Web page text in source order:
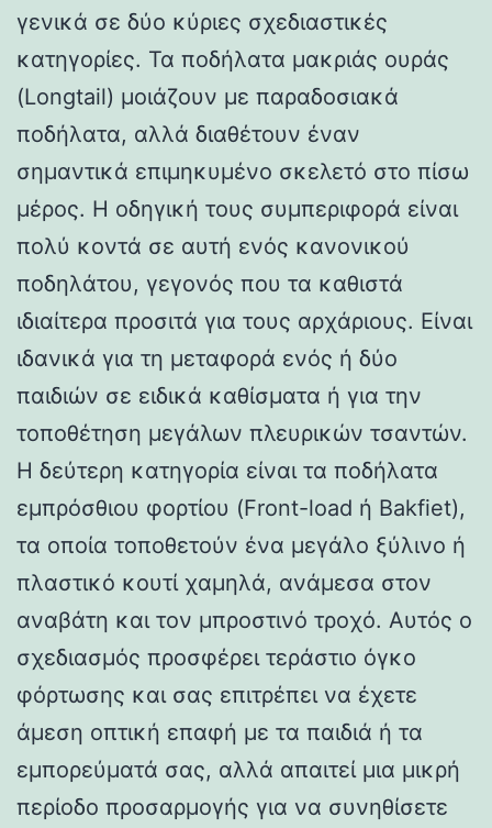
γενικά σε δύο κύριες σχεδιαστικές
κατηγορίες. Τα ποδήλατα μακριάς ουράς
(Longtail) μοιάζουν με παραδοσιακά
ποδήλατα, αλλά διαθέτουν έναν
σημαντικά επιμηκυμένο σκελετό στο πίσω
μέρος. Η οδηγική τους συμπεριφορά είναι
πολύ κοντά σε αυτή ενός κανονικού
ποδηλάτου, γεγονός που τα καθιστά
ιδιαίτερα προσιτά για τους αρχάριους. Είναι
ιδανικά για τη μεταφορά ενός ή δύο
παιδιών σε ειδικά καθίσματα ή για την
τοποθέτηση μεγάλων πλευρικών τσαντών.
Η δεύτερη κατηγορία είναι τα ποδήλατα
εμπρόσθιου φορτίου (Front-load ή Bakfiet),
τα οποία τοποθετούν ένα μεγάλο ξύλινο ή
πλαστικό κουτί χαμηλά, ανάμεσα στον
αναβάτη και τον μπροστινό τροχό. Αυτός ο
σχεδιασμός προσφέρει τεράστιο όγκο
φόρτωσης και σας επιτρέπει να έχετε
άμεση οπτική επαφή με τα παιδιά ή τα
εμπορεύματά σας, αλλά απαιτεί μια μικρή
περίοδο προσαρμογής για να συνηθίσετε